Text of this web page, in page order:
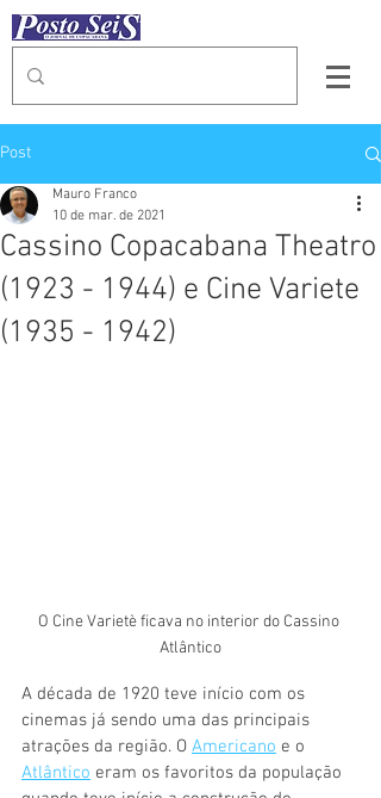
Post
Cassino Copacabana Theatro
(1923 - 1944) e Cine Variete
(1935 - 1942)
Mauro Franco
10 de mar. de 2021
O Cine Varietè ficava no interior do Cassino
Atlântico
A década de 1920 teve início com os
cinemas já sendo uma das principais
atrações da região. O Americano e o
Atlântico eram os favoritos da população